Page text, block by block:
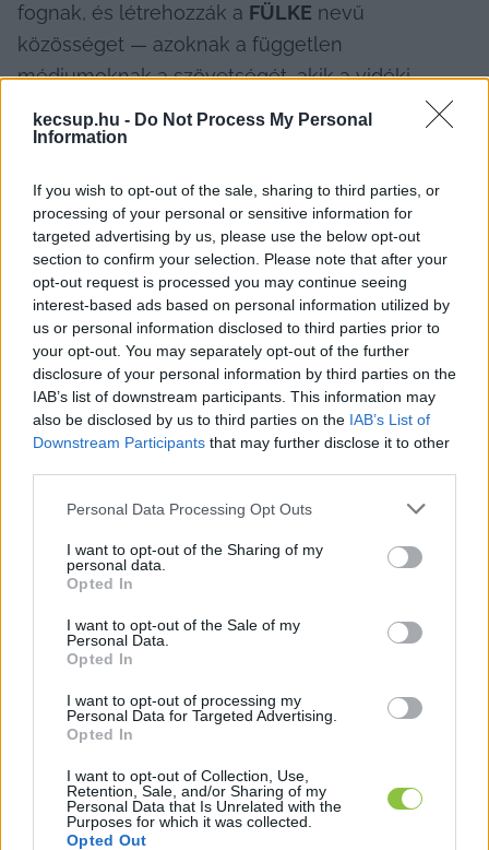
kecsup.hu - Do Not Process My Personal
Information
If you wish to opt-out of the sale, sharing to third parties, or
processing of your personal or sensitive information for
targeted advertising by us, please use the below opt-out
section to confirm your selection. Please note that after your
opt-out request is processed you may continue seeing
interest-based ads based on personal information utilized by
us or personal information disclosed to third parties prior to
your opt-out. You may separately opt-out of the further
disclosure of your personal information by third parties on the
IAB’s list of downstream participants. This information may
also be disclosed by us to third parties on the IAB’s List of
Downstream Participants that may further disclose it to other
Please note that this website/app uses one or more Google
not limited to your visit or usage behaviour. You may click to
grant or deny consent to Google and its third-party tags to
use your data for below specified purposes in below Google
consent section.
Personal Data Processing Opt Outs
I want to opt-out of the Sharing of my
personal data.
Opted In
I want to opt-out of the Sale of my
Personal Data.
Opted In
I want to opt-out of processing my
Personal Data for Targeted Advertising.
Opted In
I want to opt-out of Collection, Use,
Retention, Sale, and/or Sharing of my
Personal Data that Is Unrelated with the
Purposes for which it was collected.
Opted Out
fognak, és létrehozzák a FÜLKE nevű
közösséget — azoknak a független
médiumoknak a szövetségét, akik a vidéki
hírsivatagban is kitartanak a szabad tájékoztatás
mellett.
Borsod24.hu, szol24.hu, szabolcs24.hu
kecsup.hu, veszpremkukac.hu, szabadpecs.hu
szegeder.hu, debreciner.hu — ezek azok a
szerkesztőségek, melyek 5-7 évvel ezelőtt
elkezdtek dolgozni azért, hogy a helyiek ne csak
a kormánypárti propaganda hangján halljanak a
lokális világról. Mert szerintük a valós, kritikus,
sokszínű, tényalapú hírekhez való hozzáférés
nem kiváltság, hanem szerves része az általuk
elképzelt polgári, demokratikus társadalomnak.
Most pedig szorosabban folytatják helyi
műkösédüket, ezért alakult meg a FÜLKE, azaz
Független Helyi Lapok Közössége.
A már évek óta formálódó, de frissen alakult
együttműködésről a Klubrádió Másrészről című
műsorában beszélgetett
Bethlen Tamással, az észak-magyarországi
csoport tagjával, és Alter Róberttel